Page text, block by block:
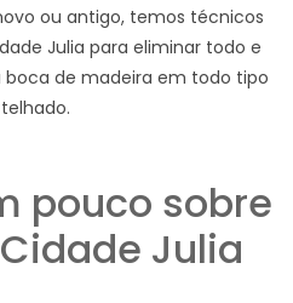
ou antigo, temos técnicos
Julia para eliminar todo e
de madeira em todo tipo
pouco sobre
Julia